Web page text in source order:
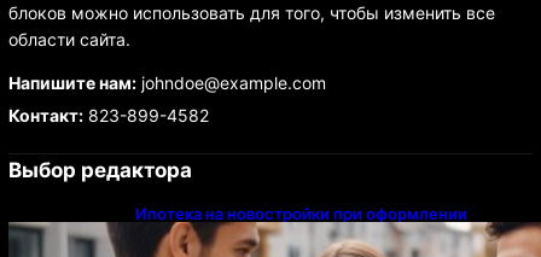
блоков можно использовать для того, чтобы изменить все
области сайта.
Напишите нам:johndoe@example.com
Контакт:823-899-4582
Выбор редактора
Ипотека на новостройки при оформлении
напрямую у застройщика